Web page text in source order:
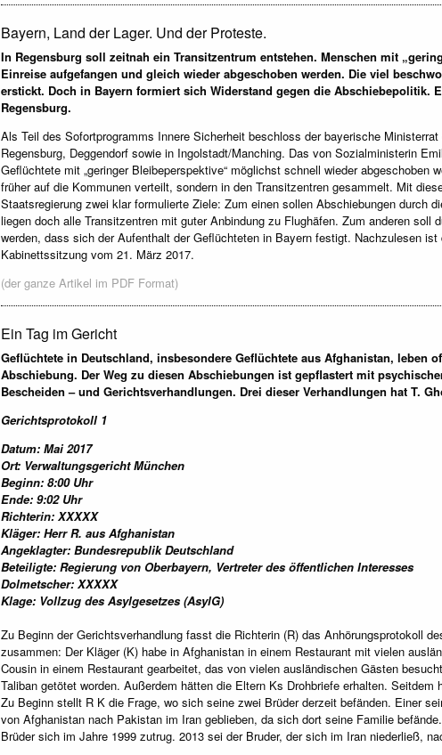
Bayern, Land der Lager. Und der Proteste.
In Regensburg soll zeitnah ein Transitzentrum entstehen. Menschen mit
Einreise aufgefangen und gleich wieder abgeschoben werden. Die viel
erstickt. Doch in Bayern formiert sich Widerstand gegen die Abschiebepolitik.
Regensburg.
Als Teil des Sofortprogramms Innere Sicherheit beschloss der bayerische
Regensburg, Deggendorf sowie in Ingolstadt/Manching. Das von Sozialministerin
Geflüchtete mit „geringer Bleibeperspektive“ möglichst schnell wieder abgeschoben
früher auf die Kommunen verteilt, sondern in den Transitzentren gesammelt. Mit
Staatsregierung zwei klar formulierte Ziele: Zum einen sollen Abschiebungen durch
liegen doch alle Transitzentren mit guter Anbindung zu Flughäfen. Zum anderen soll
werden, dass sich der Aufenthalt der Geflüchteten in Bayern festigt. Nachzulesen
Kabinettssitzung vom 21. März 2017.
(der ganze Artikel im PDF Format)
Ein Tag im Gericht
Geflüchtete in Deutschland, insbesondere Geflüchtete aus Afghanistan, leben
Abschiebung. Der Weg zu diesen Abschiebungen ist gepflastert mit
Bescheiden – und Gerichtsverhandlungen. Drei dieser Verhandlungen hat T.
Gerichtsprotokoll 1
Datum: Mai 2017
Ort: Verwaltungsgericht München
Beginn: 8:00 Uhr
Ende: 9:02 Uhr
Richterin: XXXXX
Kläger: Herr R. aus Afghanistan
Angeklagter: Bundesrepublik Deutschland
Beteiligte: Regierung von Oberbayern, Vertreter des öffentlichen Interesses
Dolmetscher: XXXXX
Klage: Vollzug des Asylgesetzes (AsylG)
Zu Beginn der Gerichtsverhandlung fasst die Richterin (R) das Anhörungsprotokoll
zusammen: Der Kläger (K) habe in Afghanistan in einem Restaurant mit vielen
Cousin in einem Restaurant gearbeitet, das von vielen ausländischen Gästen
Taliban getötet worden. Außerdem hätten die Eltern Ks Drohbriefe erhalten. Seitdem
Zu Beginn stellt R K die Frage, wo sich seine zwei Brüder derzeit befänden. Einer
von Afghanistan nach Pakistan im Iran geblieben, da sich dort seine Familie
Brüder sich im Jahre 1999 zutrug. 2013 sei der Bruder, der sich im Iran niederließ,